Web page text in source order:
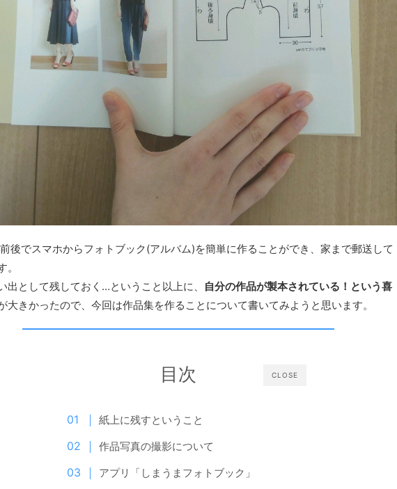
後でスマホからフォトブック(アルバム)を簡単に作ることができ、家まで郵送して
。
出として残しておく…ということ以上に、
自分の作品が製本されている！という喜
大きかったので、今回は作品集を作ることについて書いてみようと思います。
CLOSE
目次
紙上に残すということ
作品写真の撮影について
アプリ「しまうまフォトブック」